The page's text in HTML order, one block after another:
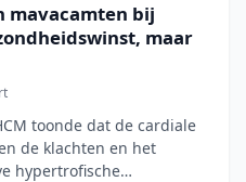
mavacamten bij
maar
toonde dat de cardiale
de klachten en het
hypertrofische